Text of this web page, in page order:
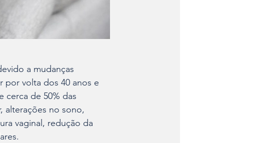
a mudanças
por volta dos 40 anos e
cerca de 50% das
alterações no sono,
vaginal, redução da